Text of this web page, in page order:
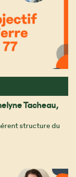
Tacheau,
structure du